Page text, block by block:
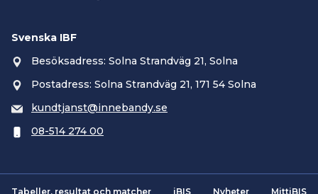
Svenska IBF
Besöksadress: Solna Strandväg 21, Solna
Postadress: Solna Strandväg 21, 171 54 Solna
kundtjanst@innebandy.se
08-514 274 00
Tabeller, resultat och matcher iBIS Nyheter MittiBIS